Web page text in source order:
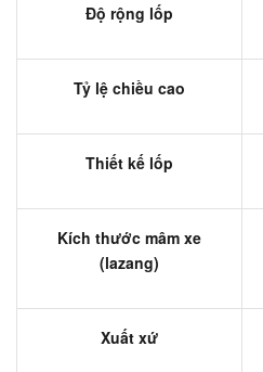
Độ rộng lốp
Tỷ lệ chiều cao
Thiết kế lốp
Kích thước mâm xe
(lazang)
Xuất xứ